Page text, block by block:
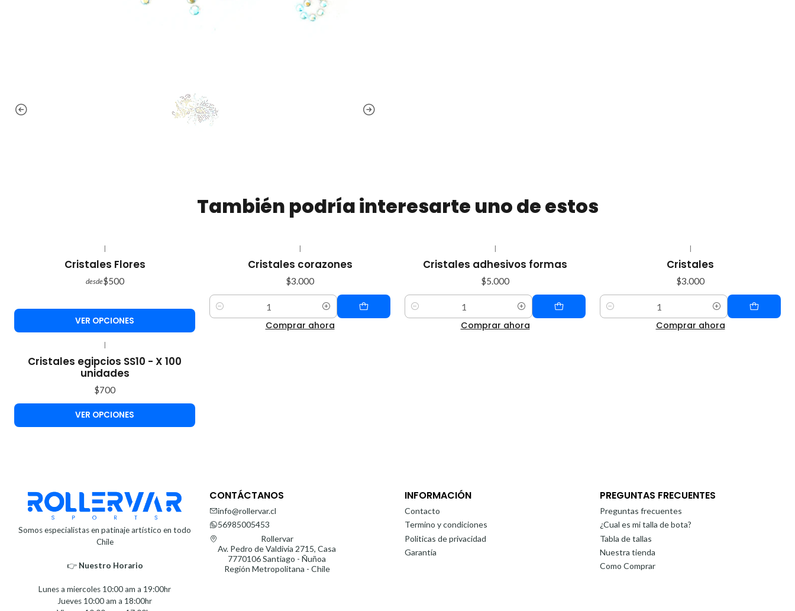
También podría interesarte uno de estos
|
Cristales Flores
desde$500
VER OPCIONES
|
Cristales corazones
$3.000
Cantidad
Comprar ahora
|
Cristales adhesivos formas
$5.000
Cantidad
Comprar ahora
|
Cristales
$3.000
Cantidad
Comprar ahora
|
Cristales egipcios SS10 - X 100
unidades
$700
VER OPCIONES
Somos especialistas en patinaje artístico en todo
Chile
👉 Nuestro Horario⁣⁣
Lunes a miercoles 10:00 am a 19:00hr
Jueves 10:00 am a 18:00hr
CONTÁCTANOS
info@rollervar.cl
56985005453
Rollervar
Av. Pedro de Valdivia 2715, Casa
7770106 Santiago - Ñuñoa
Región Metropolitana - Chile
INFORMACIÓN
Contacto
Termino y condiciones
Politicas de privacidad
Garantía
PREGUNTAS FRECUENTES
Preguntas frecuentes
¿Cual es mi talla de bota?
Tabla de tallas
Nuestra tienda
Como Comprar